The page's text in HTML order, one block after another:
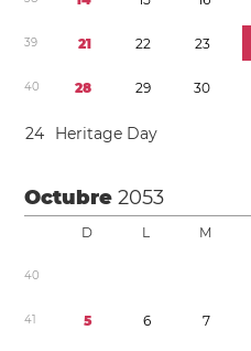
39 21 22 23
40 28 29 30
24 Heritage Day
Octubre2053
D L M
40
41 5 6 7